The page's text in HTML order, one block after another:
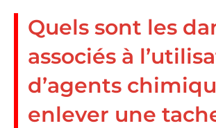
Quels sont les
associés à
d’agents
enlever une